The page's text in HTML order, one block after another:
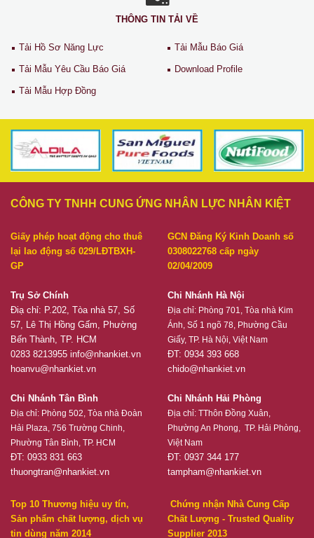
THÔNG TIN TẢI VỀ
Tải Hồ Sơ Năng Lực Tải Mẫu Báo Giá
Tải Mẫu Yêu Cầu Báo Giá Download Profile
Tải Mẫu Hợp Đồng
CÔNG TY TNHH CUNG ỨNG NHÂN LỰC NHÂN KIỆT
Giấy phép hoạt động cho thuê
lại lao động số 029/LĐTBXH-
GP
Trụ Sở Chính
Điạ chỉ: P.202, Tòa nhà 57, Số
57, Lê Thị Hồng Gấm, Phường
Bến Thành, TP. HCM
0283 8213955 info@nhankiet.vn
hoanvu@nhankiet.vn
Chi Nhánh Tân Bình
Địa chỉ: Phòng 502, Tòa nhà Đoàn
Hải Plaza, 756 Trường Chinh,
Phường Tân Bình, TP. HCM
ĐT: 0933 831 663
thuongtran@nhankiet.vn
GCN Đăng Ký Kinh Doanh số
0308022768 cấp ngày
02/04/2009
Chi Nhánh Hà Nội
Địa chỉ: Phòng 701, Tòa nhà Kim
Ánh, Số 1 ngõ 78, Phường Cầu
Giấy, TP. Hà Nội, Việt Nam
ĐT: 0934 393 668
chido@nhankiet.vn
Chi Nhánh Hải Phòng
Địa chỉ: TThôn Đồng Xuân,
Phường An Phong, TP. Hải Phòng,
Việt Nam
ĐT: 0937 344 177
tampham@nhankiet.vn
Top 10 Thương hiệu uy tín,
Sản phẩm chất lượng, dịch vụ
tin dùng năm 2014
Chứng nhận Nhà Cung Cấp
Chất Lượng - Trusted Quality
Supplier 2013